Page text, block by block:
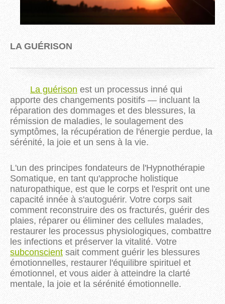
LA GUÉRISON
La guérison est un processus inné qui
apporte des changements positifs — incluant la
réparation des dommages et des blessures, la
rémission de maladies, le soulagement des
symptômes, la récupération de l'énergie perdue, la
sérénité, la joie et un sens à la vie.
L'un des principes fondateurs de l'Hypnothérapie
Somatique, en tant qu'approche holistique
naturopathique, est que le corps et l'esprit ont une
capacité innée à s'autoguérir. Votre corps sait
comment reconstruire des os fracturés, guérir des
plaies, réparer ou éliminer des cellules malades,
restaurer les processus physiologiques, combattre
les infections et préserver la vitalité. Votre
subconscient sait comment guérir les blessures
émotionnelles, restaurer l'équilibre spirituel et
émotionnel, et vous aider à atteindre la clarté
mentale, la joie et la sérénité émotionnelle.